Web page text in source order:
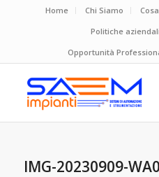
Home Chi Siamo
Politiche aziendali
Opportunità
IMG-20230909-